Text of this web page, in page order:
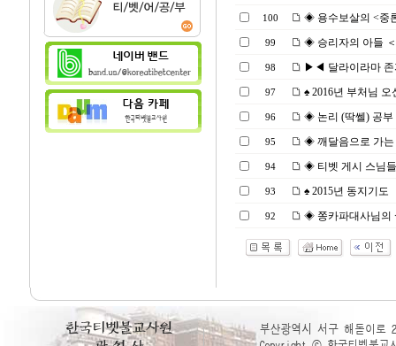
100 ◈ 용수보살의 <중
99 ◈ 승리자의 아들 ＜
98 ▶◀ 달라이라마 존
97 ♠ 2016년 부처님
96 ◈ 논리 (딱쎌) 공부
95 ◈ 깨달음으로 가는
94 ◈ 티벳 게시 스님
93 ♠ 2015년 동지기도
92 ◈ 쫑카파대사님의